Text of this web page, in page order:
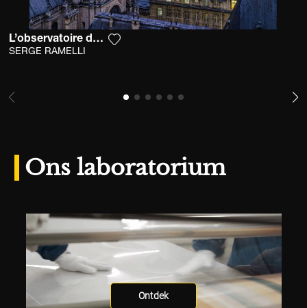
L’observatoire de la Sorbonne
SERGE RAMELLI
Ons laboratorium
Ontdek